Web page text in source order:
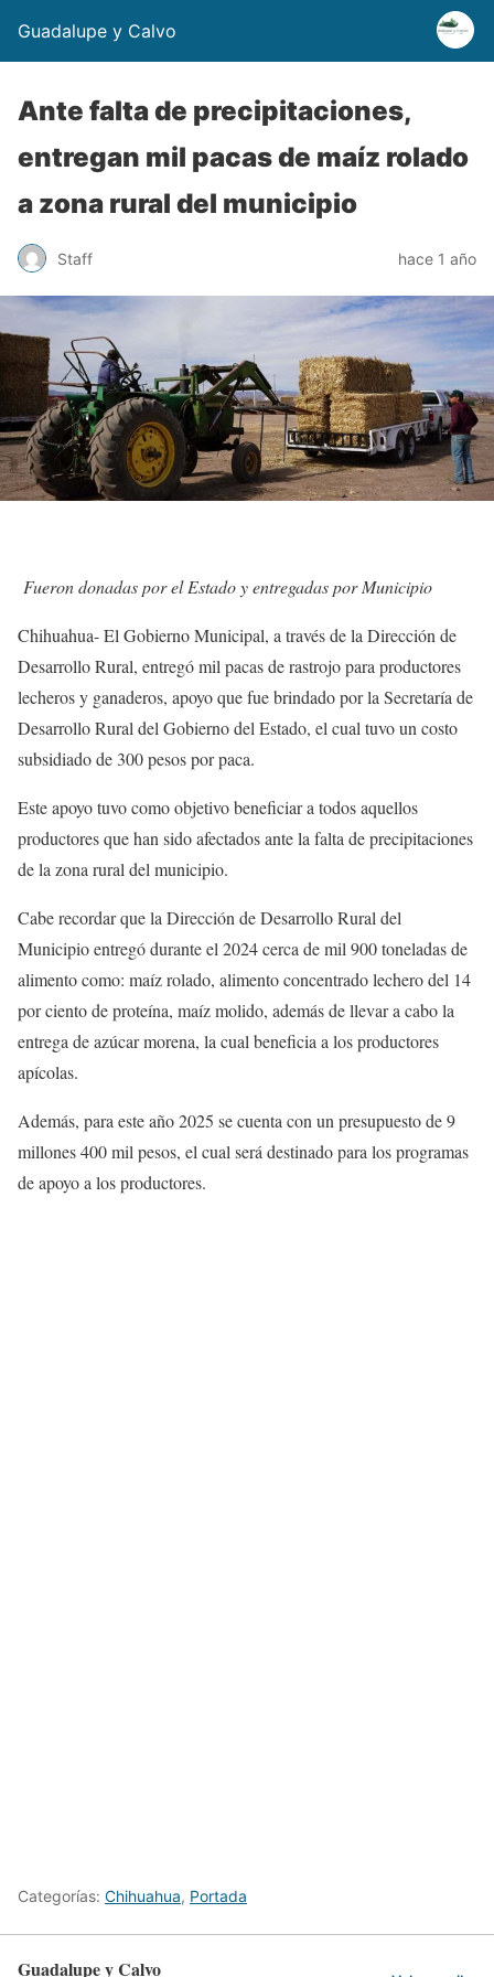
Guadalupe y Calvo
Ante falta de precipitaciones,
entregan mil pacas de maíz rolado
a zona rural del municipio
Staff hace 1 año
Fueron donadas por el Estado y entregadas por Municipio
Chihuahua- El Gobierno Municipal, a través de la Dirección de
Desarrollo Rural, entregó mil pacas de rastrojo para productores
lecheros y ganaderos, apoyo que fue brindado por la Secretaría de
Desarrollo Rural del Gobierno del Estado, el cual tuvo un costo
subsidiado de 300 pesos por paca.
Este apoyo tuvo como objetivo beneficiar a todos aquellos
productores que han sido afectados ante la falta de precipitaciones
de la zona rural del municipio.
Cabe recordar que la Dirección de Desarrollo Rural del
Municipio entregó durante el 2024 cerca de mil 900 toneladas de
alimento como: maíz rolado, alimento concentrado lechero del 14
por ciento de proteína, maíz molido, además de llevar a cabo la
entrega de azúcar morena, la cual beneficia a los productores
apícolas.
Además, para este año 2025 se cuenta con un presupuesto de 9
millones 400 mil pesos, el cual será destinado para los programas
de apoyo a los productores.
Categorías: Chihuahua, Portada
Guadalupe y Calvo